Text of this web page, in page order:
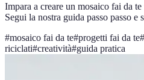
Impara a creare un mosaico fai da
Segui la nostra guida passo passo
#mosaico fai da te#progetti fai da te#
riciclati#creatività#guida pratica